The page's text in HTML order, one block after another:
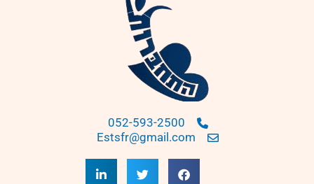
052-593-2500
Estsfr@gmail.com